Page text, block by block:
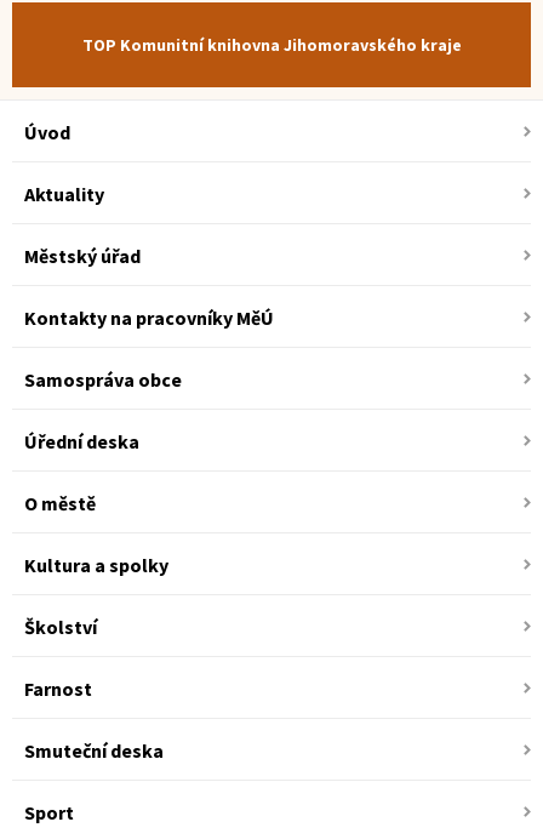
TOP Komunitní knihovna Jihomoravského kraje
Úvod
Aktuality
Městský úřad
Kontakty na pracovníky MěÚ
Samospráva obce
Úřední deska
O městě
Kultura a spolky
Školství
Farnost
Smuteční deska
Sport